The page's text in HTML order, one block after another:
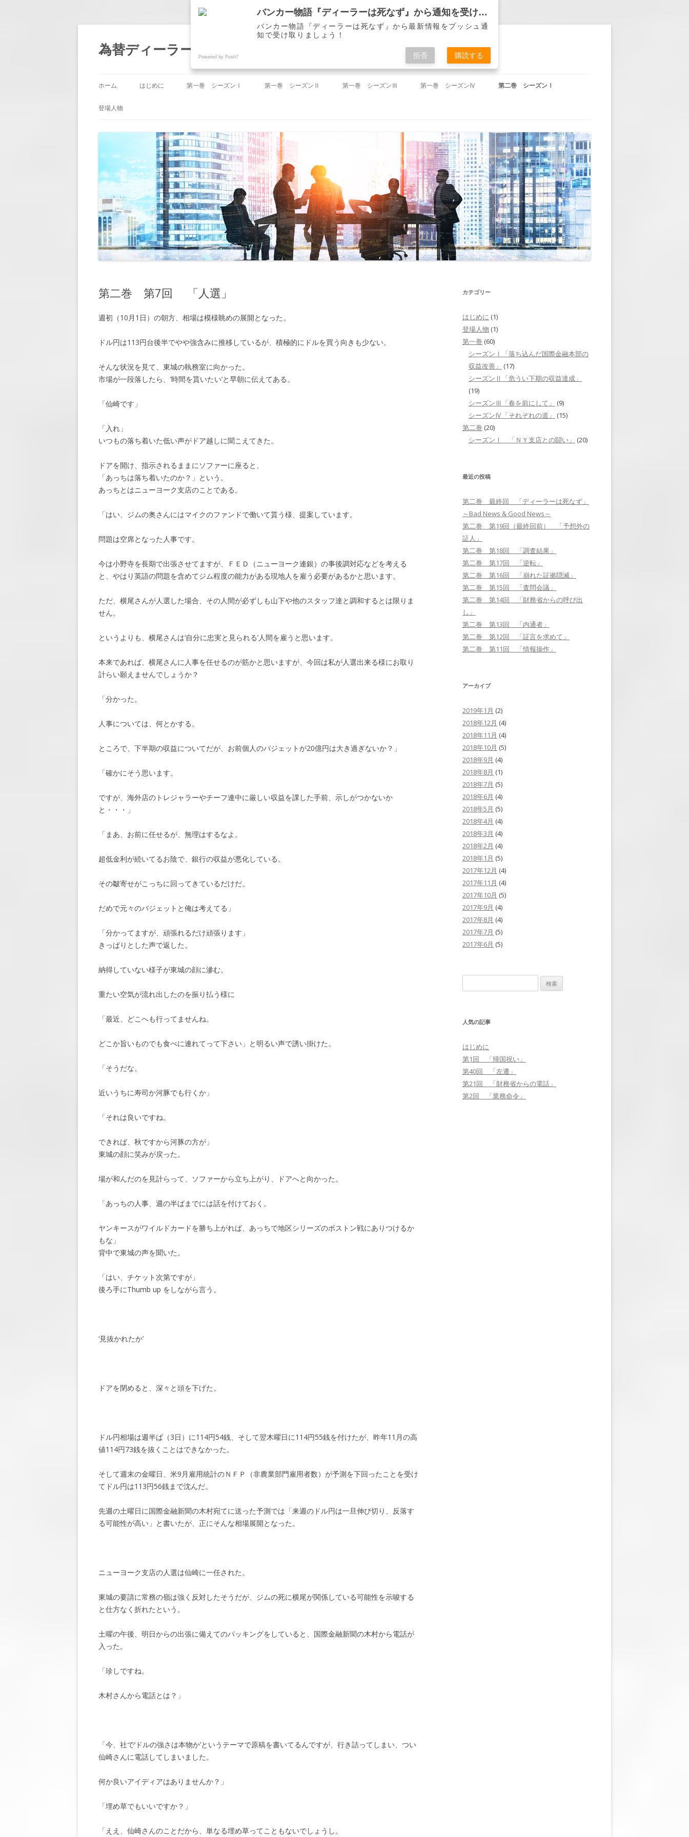
為替ディーラー物語『ディーラーは死なず』 仙崎 了
コ
ン
テ
ホーム はじめに 第一巻 シーズンⅠ
第3回 「嫉み」
第4回 「人事」
第5回 「節目のとき」
第6回 「意地」
第7回 「懸念と再決意」
第8回 「休暇」
第10回 「約束」
第11回 「脅し」
第12回 「大企業とのトラブル」
第14回 「敵の中の味方」
第17回 「顧客の含み損」
第一巻 シーズンⅡ
第20回 「下がらないドル」
第21回 「財務省からの電話」
第22回 「迷路」
第23回 「解け出した謎」
第24回 「甦った相場感」
第25回 「勝負のとき」
第28回 「不意打ちの電話」
第29回 「ホリデーシーズン」
第31回 「新たな問題」
第34回 「110円を割れたドル」
第一巻 シーズンⅢ
第41回 「春来たれり」
第42回 「山下を襲う知らざる敵」
第43回 「旅立ち」
第44回 「新年度」
第一巻 シーズンⅣ
第48回 「杞憂か事実か」
第49回 「久々のＴＶ出演」
第50回 「失われた方向感」
第51回 「岬の決意」
第52回 「それぞれの道」
第53回 「ニューヨークへ」
第55回 「焦り」
第56回 「ミッドタウン・トンネ
第57回 「リクルーティング」
第58回 「挑戦」
第59回 「岬の旅立ち」
第60回 「台風の後」
第二巻 シーズンⅠ
第二巻 第3回 「YOU’RE FIRED」
第二巻 第4回 「ヘンリー・ハド
ソンの悲劇」
第二巻 第5回 「墓前に誓う」
第二巻 第6回 「古傷」
第二巻 第7回 「人選」
第二巻 第12回 「証言を求めて」
第二巻 第13回 「内通者」
び出し」
第二巻 第18回 「調査結果」
第二巻 第19回（最終回前） 「予
第二巻 最終回 「ディーラーは死
なず」～BAD NEWS & GOOD
NEWS～
登場人物
第二巻 第7回 「人選」
週初（10月1日）の朝方、相場は模様眺めの展開となった。
ドル円は113円台後半でやや強含みに推移しているが、積極的にドルを買う向きも少ない。
そんな状況を見て、東城の執務室に向かった。
市場が一段落したら、’時間を貰いたい’と早朝に伝えてある。
「仙崎です」
「入れ」
いつもの落ち着いた低い声がドア越しに聞こえてきた。
ドアを開け、指示されるままにソファーに座ると、
「あっちは落ち着いたのか？」という。
あっちとはニューヨーク支店のことである。
「はい、ジムの奥さんにはマイクのファンドで働いて貰う様、提案しています。
問題は空席となった人事です。
今は小野寺を長期で出張させてますが、ＦＥＤ（ニューヨーク連銀）の事後調対応などを考える
と、やはり英語の問題を含めてジム程度の能力がある現地人を雇う必要があるかと思います。
ただ、横尾さんが人選した場合、その人間が必ずしも山下や他のスタッフ達と調和するとは限りま
せん。
というよりも、横尾さんは‘自分に忠実と見られる’人間を雇うと思います。
本来であれば、横尾さんに人事を任せるのが筋かと思いますが、今回は私が人選出来る様にお取り
計らい願えませんでしょうか？
「分かった。
人事については、何とかする。
ところで、下半期の収益についてだが、お前個人のバジェットが20億円は大き過ぎないか？」
「確かにそう思います。
ですが、海外店のトレジャラーやチーフ連中に厳しい収益を課した手前、示しがつかないか
と・・・」
「まあ、お前に任せるが、無理はするなよ。
超低金利が続いてるお陰で、銀行の収益が悪化している。
その皺寄せがこっちに回ってきているだけだ。
だめで元々のバジェットと俺は考えてる」
「分かってますが、頑張れるだけ頑張ります」
きっぱりとした声で返した。
納得していない様子が東城の顔に滲む。
重たい空気が流れ出したのを振り払う様に
「最近、どこへも行ってませんね。
どこか旨いものでも食べに連れてって下さい」と明るい声で誘い掛けた。
「そうだな。
近いうちに寿司か河豚でも行くか」
「それは良いですね。
できれば、秋ですから河豚の方が」
東城の顔に笑みが戻った。
場が和んだのを見計らって、ソファーから立ち上がり、ドアへと向かった。
「あっちの人事、週の半ばまでには話を付けておく。
ヤンキースがワイルドカードを勝ち上がれば、あっちで地区シリーズのボストン戦にありつけるか
もな」
背中で東城の声を聞いた。
「はい、チケット次第ですが」
後ろ手にThumb up をしながら言う。
‘見抜かれたか’
ドアを閉めると、深々と頭を下げた。
ドル円相場は週半ば（3日）に114円54銭、そして翌木曜日に114円55銭を付けたが、昨年11月の高
値114円73銭を抜くことはできなかった。
そして週末の金曜日、米9月雇用統計のＮＦＰ（非農業部門雇用者数）が予測を下回ったことを受け
てドル円は113円56銭まで沈んだ。
先週の土曜日に国際金融新聞の木村宛てに送った予測では「来週のドル円は一旦伸び切り、反落す
る可能性が高い」と書いたが、正にそんな相場展開となった。
ニューヨーク支店の人選は仙崎に一任された。
東城の要請に常務の嶺は強く反対したそうだが、ジムの死に横尾が関係している可能性を示唆する
と仕方なく折れたという。
土曜の午後、明日からの出張に備えてのパッキングをしていると、国際金融新聞の木村から電話が
入った。
「珍しですね。
木村さんから電話とは？」
「今、社で‘ドルの強さは本物か’というテーマで原稿を書いてるんですが、行き詰ってしまい、つい
仙崎さんに電話してしまいました。
何か良いアイディアはありませんか？」
「埋め草でもいいですか？」
「ええ、仙崎さんのことだから、単なる埋め草ってこともないでしょうし。
カテゴリー
はじめに (1)
登場人物 (1)
第一巻 (60)
シーズンⅠ「落ち込んだ国際金融本部の
収益改善」
(17)
シーズンⅡ「危うい下期の収益達成」
(19)
シーズンⅢ「春を前にして」
(9)
シーズンⅣ「それぞれの道」
(15)
第二巻 (20)
シーズンⅠ 「ＮＹ支店との闘い」
(20)
最近の投稿
第二巻 最終回 「ディーラーは死なず」
～Bad News & Good News～
第二巻 第19回（最終回前） 「予想外の
証人」
第二巻 第18回 「調査結果」
第二巻 第17回 「逆転」
第二巻 第16回 「崩れた証拠隠滅」
第二巻 第15回 「査問会議」
第二巻 第14回 「財務省からの呼び出
し」
第二巻 第13回 「内通者」
第二巻 第12回 「証言を求めて」
第二巻 第11回 「情報操作」
アーカイブ
2019年1月 (2)
2018年12月 (4)
2018年11月 (4)
2018年10月 (5)
2018年9月 (4)
2018年8月 (1)
2018年7月 (5)
2018年6月 (4)
2018年5月 (5)
2018年4月 (4)
2018年3月 (4)
2018年2月 (4)
2018年1月 (5)
2017年12月 (4)
2017年11月 (4)
2017年10月 (5)
2017年9月 (4)
2017年8月 (4)
2017年7月 (5)
2017年6月 (5)
索
人気の記事
はじめに
第1回 「帰国祝い」
第40回 「左遷」
第21回 「財務省からの電話」
第2回 「業務命令」
バンカー物語『ディーラーは死なず』から通知を受け取る
バンカー物語『ディーラーは死なず』から最新情報をプッシュ通
知で受け取りましょう！
Powered by Push7 拒否 購読する